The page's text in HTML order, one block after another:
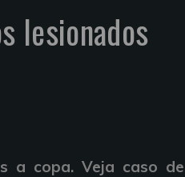
lesionados
a copa. Veja caso de